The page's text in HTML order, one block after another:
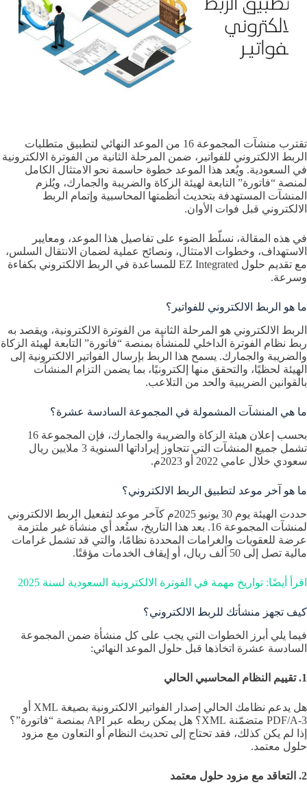
تقترب منشآت المجموعة 16 من الموعد النهائي لتطبيق متطلبات
الربط الالكتروني للفواتير، ضمن المرحلة الثانية من الفوترة الالكترونية
في السعودية. ويُعد هذا الموعد خطوة حاسمة نحو الامتثال الكامل
لمنصة “فاتورة” التابعة لهيئة الزكاة والضريبة والجمارك، ويُلزم
المنشآت المستهدفة بتحديث أنظمتها المحاسبية وإتمام الربط
الالكتروني قبل فوات الأوان.
في هذه المقالة، نسلّط الضوء على تفاصيل هذا الموعد، ومعايير
الاستهداف، وخطوات الامتثال، ونصائح عملية لضمان الانتقال السلس،
مع تقديم حلول EZ Integrated للمساعدة في الربط الالكتروني بكفاءة
وسرعة.
ما هو الربط الالكتروني للفواتير؟
الربط الالكتروني هو المرحلة الثانية من الفوترة الالكترونية، ويقصد به
ربط نظام الفوترة الداخلي للمنشأة بمنصة “فاتورة” التابعة لهيئة الزكاة
والضريبة والجمارك. يسمح هذا الربط بإرسال الفواتير الالكترونية إلى
الهيئة لحظيًا، والتحقق منها إلكترونيًا، بما يضمن التزام المنشآت
بالقوانين الضريبية والحد من التلاعب.
ما هي المنشآت المشمولة في المجموعة السادسة عشرة؟
بحسب إعلان هيئة الزكاة والضريبة والجمارك، فإن المجموعة 16
تشمل جميع المنشآت التي تتجاوز إيراداتها السنوية 3 ملايين ريال
سعودي خلال عامي 2022 أو 2023م.
ما هو آخر موعد لتطبيق الربط الالكتروني؟
حددت الهيئة يوم 30 يونيو 2025م كآخر موعد لتفعيل الربط الالكتروني
لمنشآت المجموعة 16. بعد هذا التاريخ، ستُعد أي منشأة غير ملتزمة
عرضة للعقوبات والغرامات المحددة نظامًا، والتي قد تشمل غرامات
مالية تصل إلى 50 ألف ريال، أو إيقاف الخدمات مؤقتًا.
اقرأ أيضًا: تواريخ مهمة في الفوترة الالكترونية السعودية لسنة 2025
كيف تجهز منشأتك للربط الالكتروني؟
فيما يلي أبرز الخطوات التي يجب على كل منشأة ضمن المجموعة
السادسة عشرة اتخاذها قبل حلول الموعد النهائي:
1. تقييم النظام المحاسبي الحالي
هل يدعم نظامك الحالي إصدار الفواتير الالكترونية بصيغة XML أو
PDF/A-3 متضمّنة XML؟ هل يمكن ربطه عبر API بمنصة “فاتورة”؟
إذا لم يكن كذلك، فقد تحتاج إلى تحديث النظام أو التعاون مع مزود
حلول معتمد.
2. التعاقد مع مزود حلول معتمد